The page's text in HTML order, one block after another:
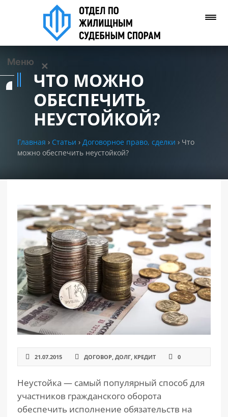
Меню ✕
Контакты
Задать вопрос
Позвонить нам
РАЗДЕЛЫ
САЙТА
ЧТО МОЖНО
ОБЕСПЕЧИТЬ
НЕУСТОЙКОЙ?
Главная › Статьи › Договорное право, сделки › Что
можно обеспечить неустойкой?
21.07.2015 ДОГОВОР, ДОЛГ, КРЕДИТ 0
Неустойка — самый популярный способ для
участников гражданского оборота
обеспечить исполнение обязательств на